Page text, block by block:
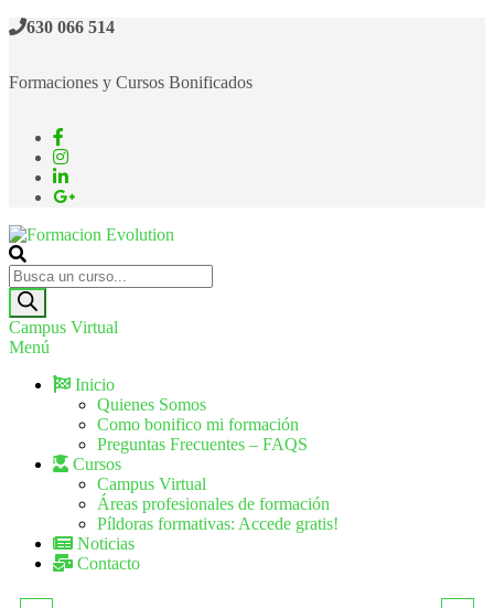
630 066 514
Formaciones y Cursos Bonificados
Formacion Evolution
Cursos de formación continua
Campus Virtual
Menú
Inicio
Quienes Somos
Como bonifico mi formación
Preguntas Frecuentes – FAQS
Cursos
Campus Virtual
Áreas profesionales de formación
Píldoras formativas: Accede gratis!
Noticias
Contacto